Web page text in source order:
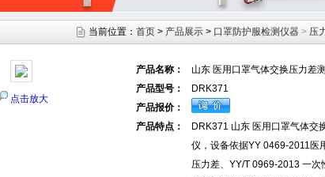
当前位置： 首页 > 产品展示 > 口罩防护服检测仪器 > 压
点击放大
产品名称：
山东 医用口罩气体交换压力差
产品型号：
DRK371
产品报价：
产品特点：
DRK371 山东 医用口罩气体交
仪，设备依据YY 0469-2011医
压力差、YY/T 0969-2013 一次